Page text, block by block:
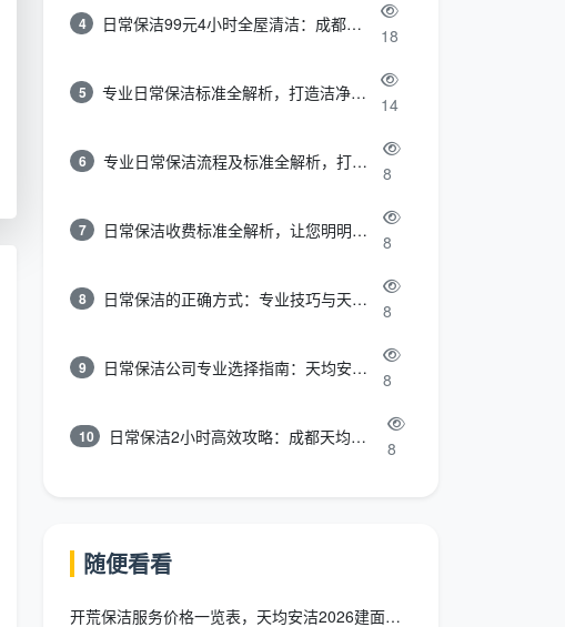
4 日常保洁99元4小时全屋清洁：成都天均安洁保洁超值服务全解析
18
5 专业日常保洁标准全解析，打造洁净舒适生活空间
14
6 专业日常保洁流程及标准全解析，打造洁净舒适环境
8
7 日常保洁收费标准全解析，让您明明白白消费
8
8 日常保洁的正确方式：专业技巧与天均安洁保洁服务全解析
8
9 日常保洁公司专业选择指南：天均安洁保洁服务全解析
8
10 日常保洁2小时高效攻略：成都天均安洁保洁专业时间管理方案
8
随便看看
开荒保洁服务价格一览表，天均安洁2026建面一口价全包透明价